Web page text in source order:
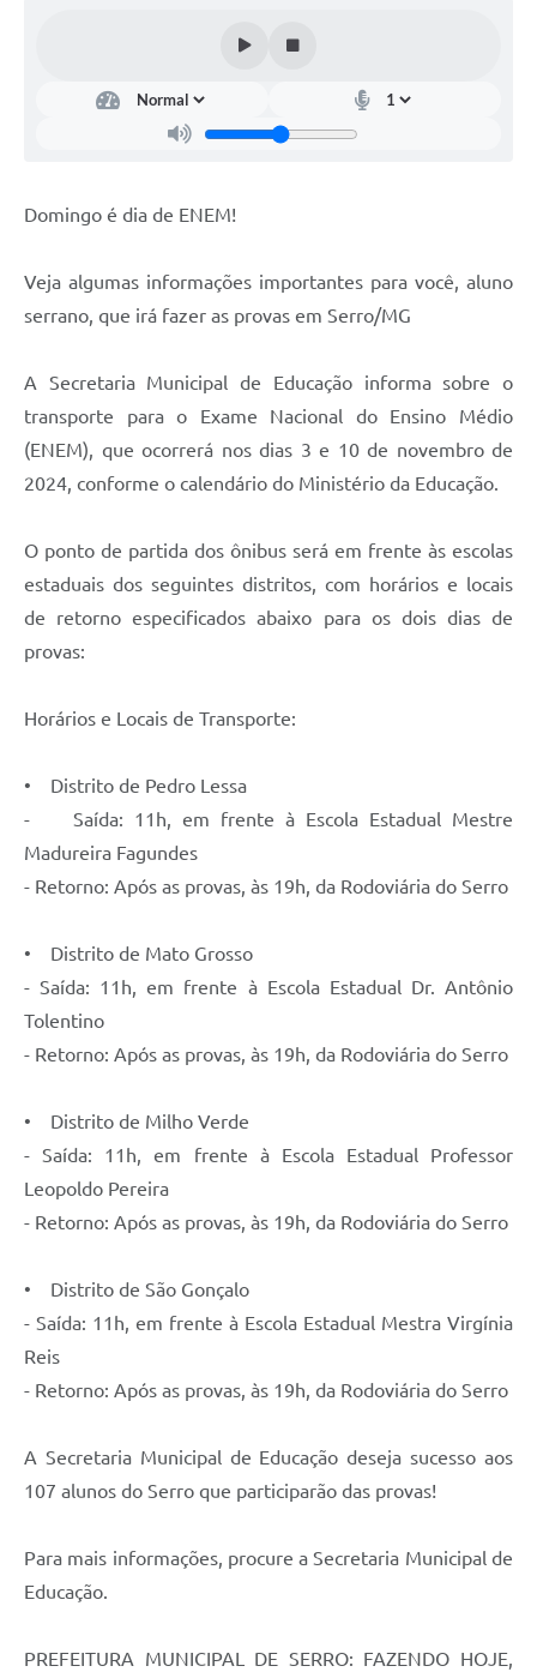
Chamamento Público
Arquivos para Download
Jornal
Covid -19 em Serro
Links
Audiências Públicas
Diário Oficial
Contratos, Convênios e Publicações MROSC
Contato
Radar da Transparência Pública
Listagem de Contribuintes Inscritos na Dívida Ativa do
Domingo é dia de ENEM!
Veja algumas informações importantes para você, aluno
serrano, que irá fazer as provas em Serro/MG
A Secretaria Municipal de Educação informa sobre o
transporte para o Exame Nacional do Ensino Médio
(ENEM), que ocorrerá nos dias 3 e 10 de novembro de
2024, conforme o calendário do Ministério da Educação.
O ponto de partida dos ônibus será em frente às escolas
estaduais dos seguintes distritos, com horários e locais
de retorno especificados abaixo para os dois dias de
provas:
Horários e Locais de Transporte:
• Distrito de Pedro Lessa
- Saída: 11h, em frente à Escola Estadual Mestre
Madureira Fagundes
- Retorno: Após as provas, às 19h, da Rodoviária do Serro
• Distrito de Mato Grosso
- Saída: 11h, em frente à Escola Estadual Dr. Antônio
Tolentino
- Retorno: Após as provas, às 19h, da Rodoviária do Serro
• Distrito de Milho Verde
- Saída: 11h, em frente à Escola Estadual Professor
Leopoldo Pereira
- Retorno: Após as provas, às 19h, da Rodoviária do Serro
• Distrito de São Gonçalo
- Saída: 11h, em frente à Escola Estadual Mestra Virgínia
Reis
- Retorno: Após as provas, às 19h, da Rodoviária do Serro
A Secretaria Municipal de Educação deseja sucesso aos
107 alunos do Serro que participarão das provas!
Para mais informações, procure a Secretaria Municipal de
Educação.
PREFEITURA MUNICIPAL DE SERRO: FAZENDO HOJE,